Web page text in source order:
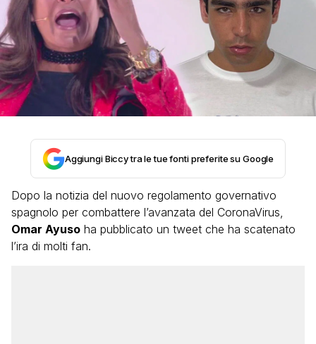
Aggiungi Biccy tra le tue fonti preferite su Google
Dopo la notizia del nuovo regolamento governativo
spagnolo per combattere l’avanzata del CoronaVirus,
Omar Ayuso ha pubblicato un tweet che ha scatenato
l’ira di molti fan.